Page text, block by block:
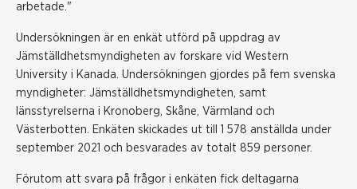
arbetade."
Undersökningen är en enkät utförd på uppdrag av
Jämställdhetsmyndigheten av forskare vid Western
University i Kanada. Undersökningen gjordes på fem svenska
myndigheter: Jämställdhetsmyndigheten, samt
länsstyrelserna i Kronoberg, Skåne, Värmland och
Västerbotten. Enkäten skickades ut till 1 578 anställda under
september 2021 och besvarades av totalt 859 personer.
Förutom att svara på frågor i enkäten fick deltagarna